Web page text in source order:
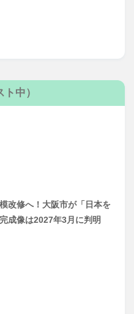
中）
改修へ！大阪市が「日本を
成像は2027年3月に判明